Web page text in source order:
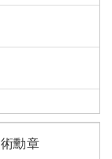
勳章